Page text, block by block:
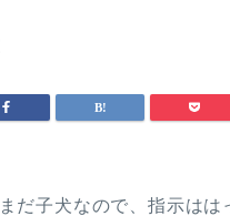
だ子犬なので、指示はは